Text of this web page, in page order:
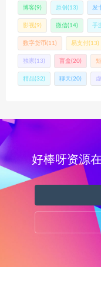
博客(9) 原创 (13) 发
影视(9) 微信(14) 手
数字货币(11) 易支付(13)
独家(13) 盲盒(20)
精品(32) 聊天(20)
好棒呀资源